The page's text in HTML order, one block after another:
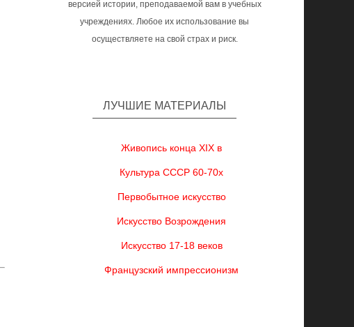
версией истории, преподаваемой вам в учебных
учреждениях. Любое их использование вы
осуществляете на свой страх и риск.
ЛУЧШИЕ МАТЕРИАЛЫ
Живопись конца XIX в
Культура СССР 60-70х
Первобытное искусство
Искусство Возрождения
Искусство 17-18 веков
Французский импрессионизм